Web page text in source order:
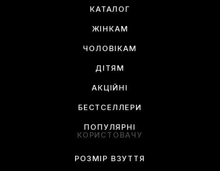
КАТАЛОГ
ЖІНКАМ
ЧОЛОВІКАМ
ДІТЯМ
АКЦІЙНІ
БЕСТСЕЛЛЕРИ
ПОПУЛЯРНІ
КОРИСТОВАЧУ
РОЗМІР ВЗУТТЯ